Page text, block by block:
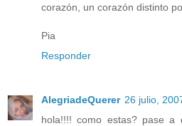
corazón, un corazón distinto
Pia
Responder
AlegriadeQuerer 26 julio,
hola!!!! como estas? pase a